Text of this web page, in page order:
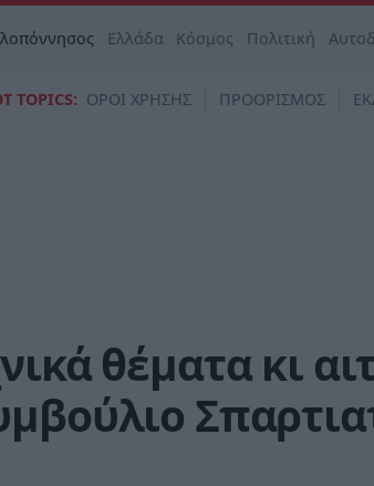
Ελλάδα Κόσμος Πολιτική
TOPICS: ΟΡΟΙ ΧΡΗΣΗΣ ΠΡΟΟΡΙΣΜΟΣ
θέματα κι